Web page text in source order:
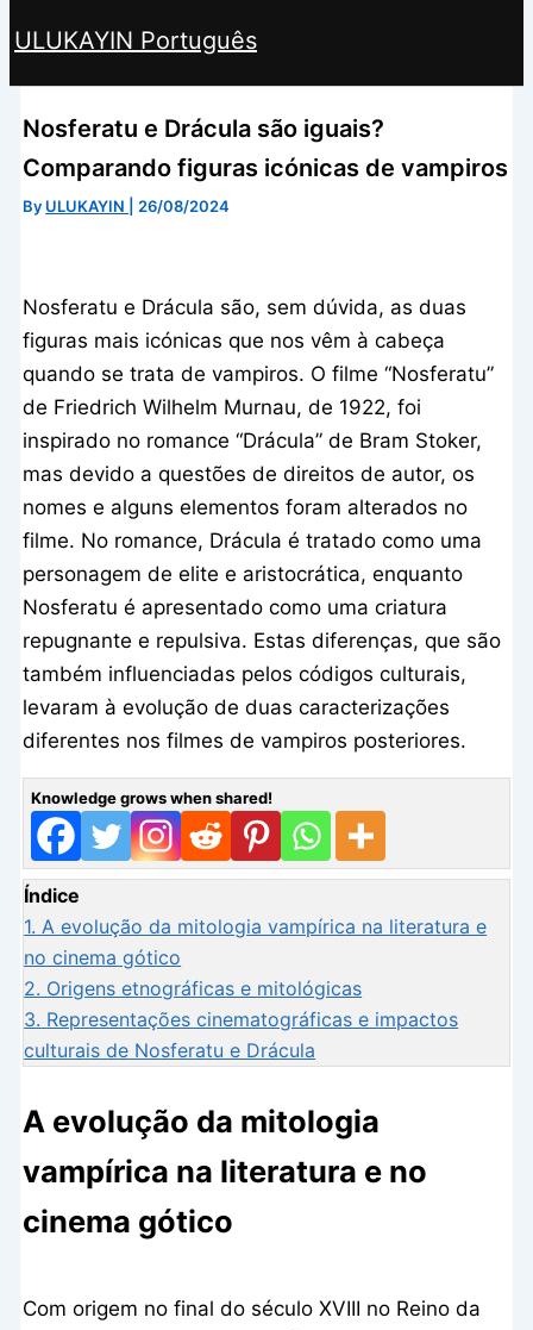
ULUKAYIN Português
Nosferatu e Drácula são iguais?
Comparando figuras icónicas de vampiros
By ULUKAYIN 26/08/2024
Nosferatu e Drácula são, sem dúvida, as duas
figuras mais icónicas que nos vêm à cabeça
quando se trata de vampiros. O filme “Nosferatu”
de Friedrich Wilhelm Murnau, de 1922, foi
inspirado no romance “Drácula” de Bram Stoker,
mas devido a questões de direitos de autor, os
nomes e alguns elementos foram alterados no
filme. No romance, Drácula é tratado como uma
personagem de elite e aristocrática, enquanto
Nosferatu é apresentado como uma criatura
repugnante e repulsiva. Estas diferenças, que são
também influenciadas pelos códigos culturais,
levaram à evolução de duas caracterizações
diferentes nos filmes de vampiros posteriores.
Knowledge grows when shared!
Índice
1. A evolução da mitologia vampírica na literatura e
no cinema gótico
2. Origens etnográficas e mitológicas
3. Representações cinematográficas e impactos
culturais de Nosferatu e Drácula
A evolução da mitologia
vampírica na literatura e no
cinema gótico
Com origem no final do século XVIII no Reino da